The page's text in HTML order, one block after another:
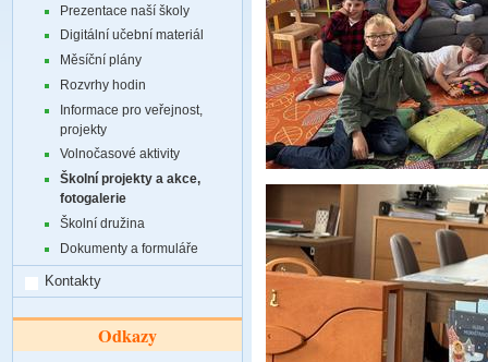
Prezentace naší školy
Digitální učební materiál
Měsíční plány
Rozvrhy hodin
Informace pro veřejnost,
projekty
Volnočasové aktivity
Školní projekty a akce,
fotogalerie
Školní družina
Dokumenty a formuláře
Kontakty
Odkazy